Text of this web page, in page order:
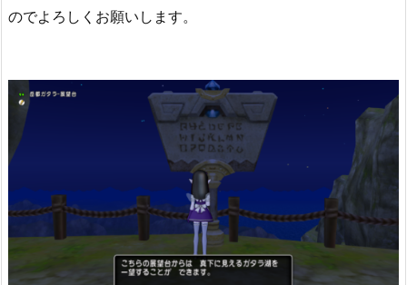
のでよろしくお願いします。